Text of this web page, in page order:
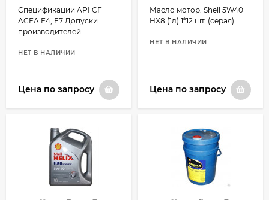
(20 л.)
Спецификации API CF
ACEA E4, E7 Допуски
производителей:...
НЕТ В НАЛИЧИИ
Цена по запросу
Масло мотор. Shell 5W40
HX8 (1л) 1*12 шт. (серая)
НЕТ В НАЛИЧИИ
Цена по запросу